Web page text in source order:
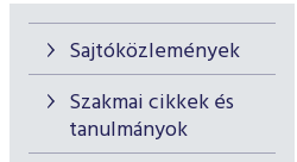
Sajtóközlemények
Szakmai cikkek és
tanulmányok